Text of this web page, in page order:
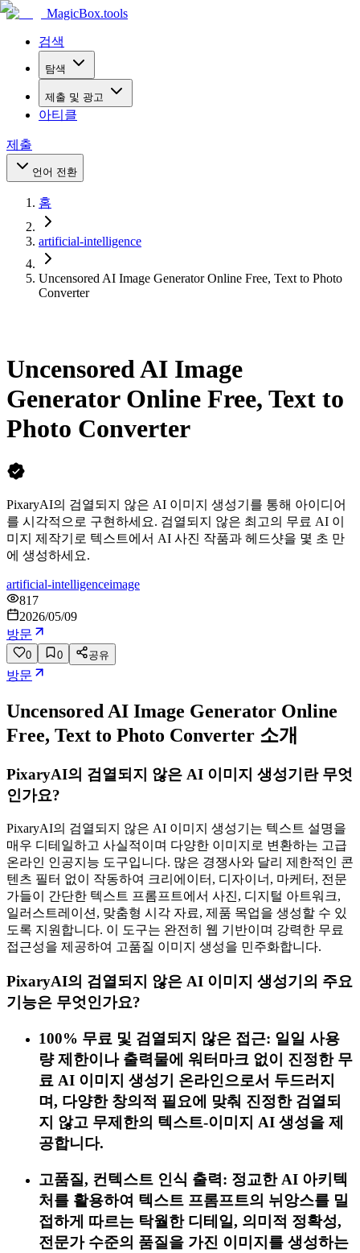
MagicBox.tools
검색
탐색
제출 및 광고
아티클
제출
언어 전환
홈
artificial-intelligence
Uncensored AI Image Generator Online Free, Text to Photo
Converter
Uncensored AI Image
Generator Online Free, Text to
Photo Converter
PixaryAI의 검열되지 않은 AI 이미지 생성기를 통해 아이디어
를 시각적으로 구현하세요. 검열되지 않은 최고의 무료 AI 이
미지 제작기로 텍스트에서 AI 사진 작품과 헤드샷을 몇 초 만
에 생성하세요.
artificial-intelligenceimage
817
2026/05/09
방문
0 0 공유
방문
Uncensored AI Image Generator Online
Free, Text to Photo Converter 소개
PixaryAI의 검열되지 않은 AI 이미지 생성기란 무엇
인가요?
PixaryAI의 검열되지 않은 AI 이미지 생성기는 텍스트 설명을
매우 디테일하고 사실적이며 다양한 이미지로 변환하는 고급
온라인 인공지능 도구입니다. 많은 경쟁사와 달리 제한적인 콘
텐츠 필터 없이 작동하여 크리에이터, 디자이너, 마케터, 전문
가들이 간단한 텍스트 프롬프트에서 사진, 디지털 아트워크,
일러스트레이션, 맞춤형 시각 자료, 제품 목업을 생성할 수 있
도록 지원합니다. 이 도구는 완전히 웹 기반이며 강력한 무료
접근성을 제공하여 고품질 이미지 생성을 민주화합니다.
PixaryAI의 검열되지 않은 AI 이미지 생성기의 주요
기능은 무엇인가요?
100% 무료 및 검열되지 않은 접근: 일일 사용
량 제한이나 출력물에 워터마크 없이 진정한 무
료 AI 이미지 생성기 온라인으로서 두드러지
며, 다양한 창의적 필요에 맞춰 진정한 검열되
지 않고 무제한의 텍스트-이미지 AI 생성을 제
공합니다.
고품질, 컨텍스트 인식 출력: 정교한 AI 아키텍
처를 활용하여 텍스트 프롬프트의 뉘앙스를 밀
접하게 따르는 탁월한 디테일, 의미적 정확성,
전문가 수준의 품질을 가진 이미지를 생성하는